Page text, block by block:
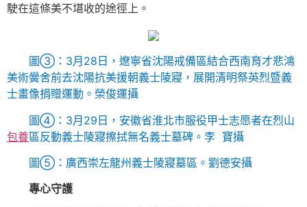
駛在這條美不堪收的途徑上。
圖③：3月28日，遼寧省沈陽戒備區結合西南育才悲鴻
美術黌舍前去沈陽抗美援朝義士陵寢，展開清明祭英烈暨義
士畫像捐贈運動。 榮俊運攝
圖④：3月29日，安徽省淮北市服役甲士志愿者在烈山
包養區反動義士陵寢擦拭無名義士墓碑。 李 寶攝
圖⑤：廣西崇左龍州義士陵寢墓區。 劉德安攝
專心守護